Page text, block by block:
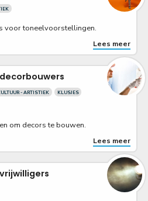
voor toneelvoorstellingen.
Lees meer
- ARTISTIEK KLUSJES
om decors te bouwen.
Lees meer